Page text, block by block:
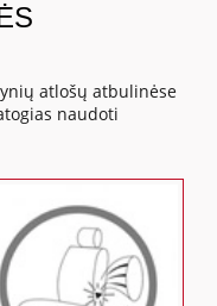
atlošų atbulinėse
naudoti